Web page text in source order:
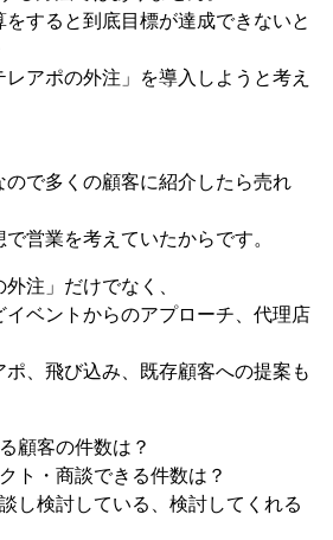
すると到底目標が達成できないと
アポの外注」を導入しようと考え
ので多くの顧客に紹介したら売れ
営業を考えていたからです。
注」だけでなく、
イベントからのアプローチ、代理店
、飛び込み、既存顧客への提案も
顧客の件数は？
ト・商談できる件数は？
し検討している、検討してくれる